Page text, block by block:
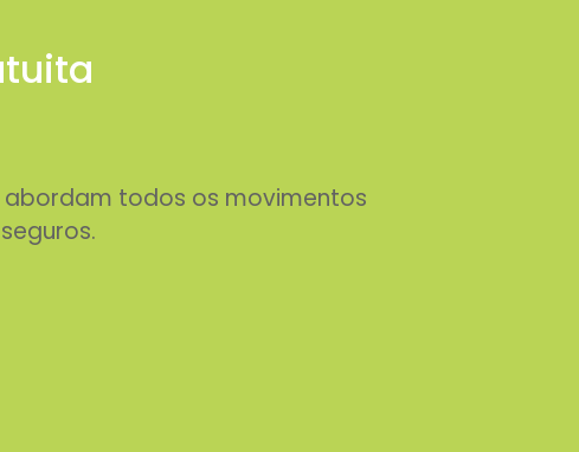
abordam todos os movimentos